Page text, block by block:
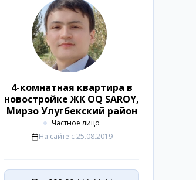
4-комнатная квартира в
новостройке ЖК OQ SAROY,
Мирзо Улугбекский район
Частное лицо
На сайте с 25.08.2019